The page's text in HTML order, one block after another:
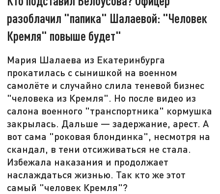
разоблачил "папика" Шалаевой: "Человек
Кремля" повыше будет"
Мария Шалаева из Екатеринбурга
прокатилась с сынишкой на военном
самолёте и случайно слила теневой бизнес
"человека из Кремля". Но после видео из
салона военного "транспортника" кормушка
закрылась. Дальше — задержание, арест. А
вот сама "роковая блондинка", несмотря на
скандал, в тени отсиживаться не стала.
Избежала наказания и продолжает
наслаждаться жизнью. Так кто же этот
самый "человек Кремля"?